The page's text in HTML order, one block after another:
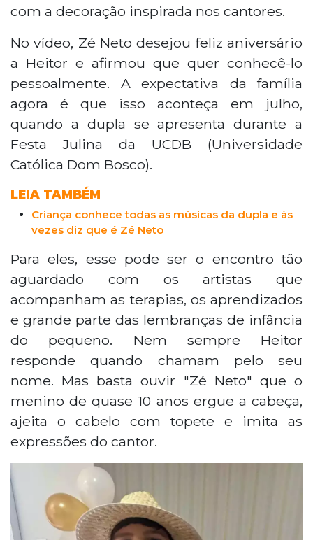
com a decoração inspirada nos cantores.
No vídeo, Zé Neto desejou feliz aniversário
a Heitor e afirmou que quer conhecê-lo
pessoalmente. A expectativa da família
agora é que isso aconteça em julho,
quando a dupla se apresenta durante a
Festa Julina da UCDB (Universidade
Católica Dom Bosco).
LEIA TAMBÉM
Criança conhece todas as músicas da dupla e às
vezes diz que é Zé Neto
Para eles, esse pode ser o encontro tão
aguardado com os artistas que
acompanham as terapias, os aprendizados
e grande parte das lembranças de infância
do pequeno. Nem sempre Heitor
responde quando chamam pelo seu
nome. Mas basta ouvir "Zé Neto" que o
menino de quase 10 anos ergue a cabeça,
ajeita o cabelo com topete e imita as
expressões do cantor.